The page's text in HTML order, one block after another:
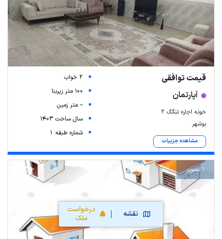
نقشه
درخواست
ملک
قیمت توافقی
آپارتمان
خونه اجاره تنگگ ۲
بوشهر
مشاهده جزییات
2 خواب
100 متر زیربنا
-- متر زمین
سال ساخت 1403
شماره طبقه: 1
1 تصویر